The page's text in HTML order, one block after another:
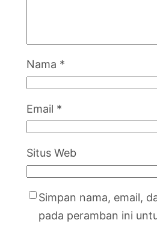
Nama *
Email *
Situs Web
Simpan nama, email,
pada peramban ini